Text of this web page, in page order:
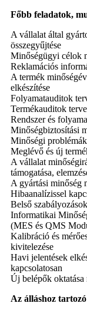
Főbb feladatok,
A vállalat által
összegyűjtése
Minőségügyi célok
Reklamációs
A termék
elkészítése
Folyamatauditok
Termékauditok
Rendszer és
Minőségbiztosítási
Minőségi
Meglévő és új
A vállalat
támogatása,
A gyártási minőség
Hibaanalízissel
Belső
Informatikai
(MES és QMS
Kalibráció és
kivitelezése
Havi jelentések
kapcsolatosan
Új belépők
Az álláshoz